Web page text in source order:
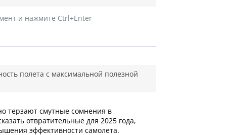
и нажмите Ctrl+Enter
полета с максимальной полезной
терзают смутные сомнения в
отвратительные для 2025 года,
эффективности самолета.